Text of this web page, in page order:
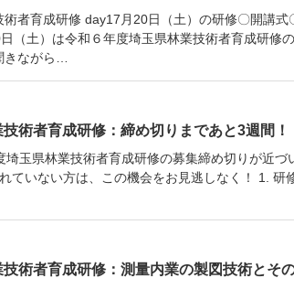
者育成研修 day17月20日（土）の研修〇開講
（土）は令和６年度埼玉県林業技術者育成研修
きながら…
術者育成研修：締め切りまであと3週間！
埼玉県林業技術者育成研修の募集締め切りが近づ
ていない方は、この機会をお見逃しなく！ 1. 研
術者育成研修：測量内業の製図技術とそ